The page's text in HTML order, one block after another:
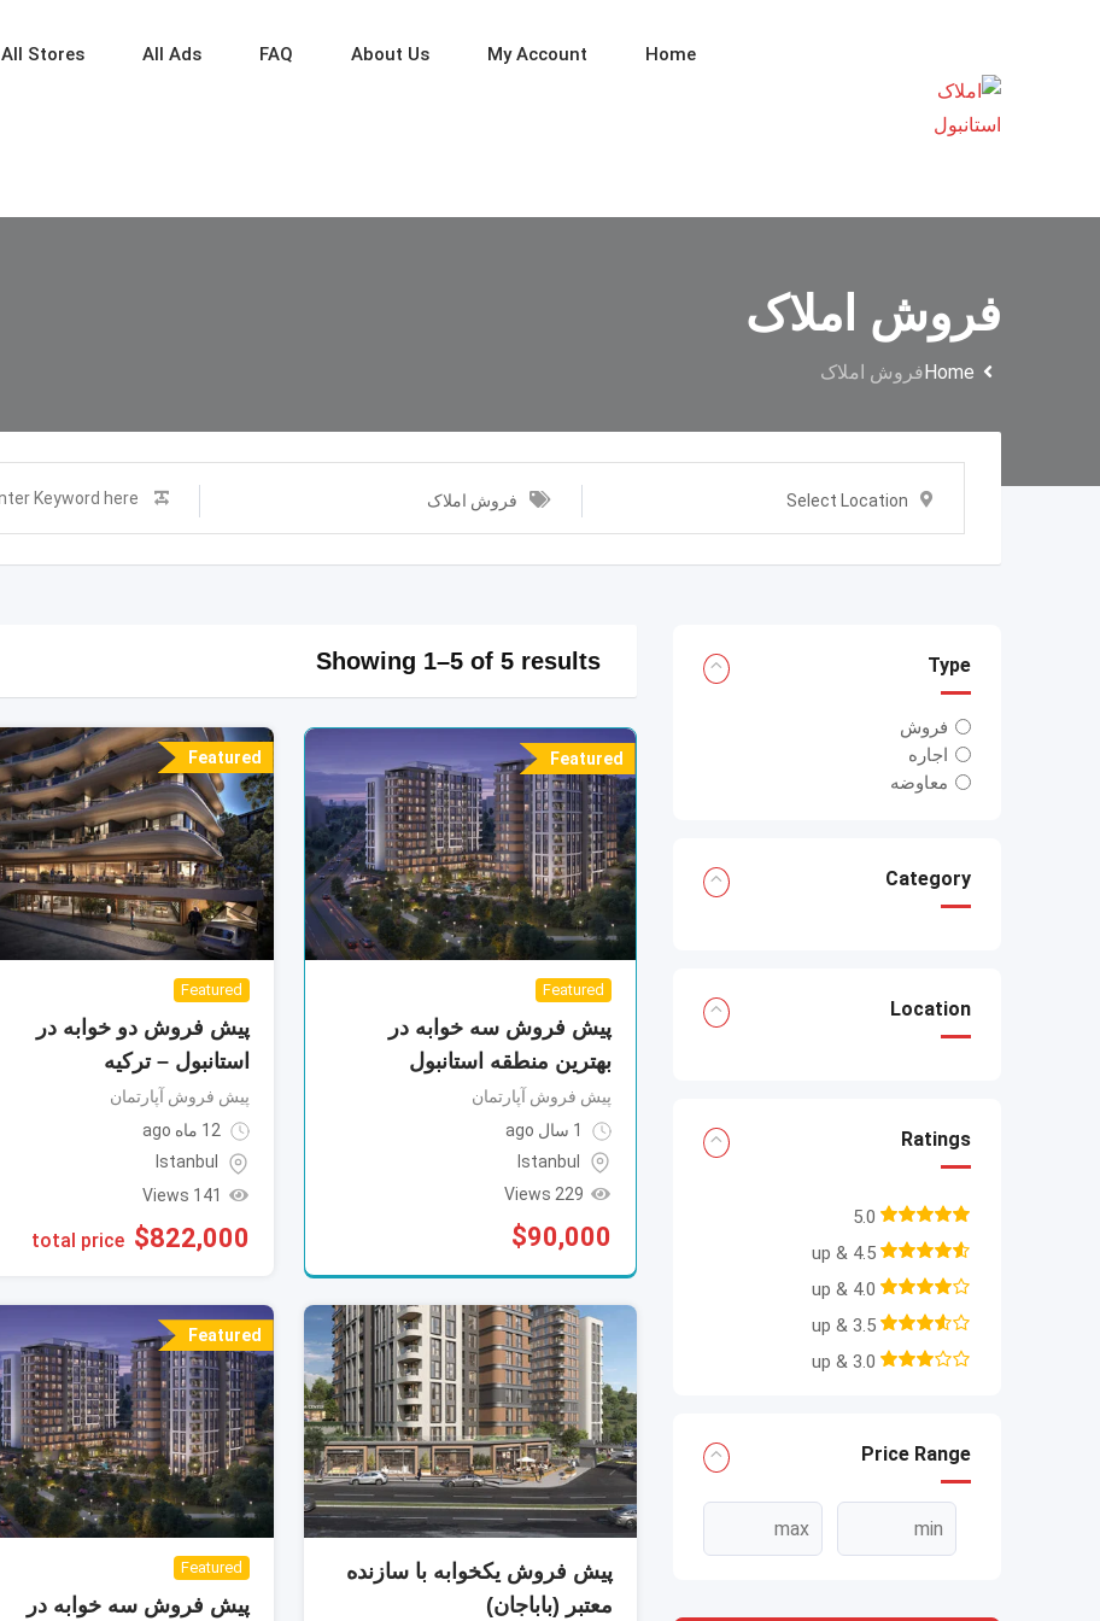
Home
My Account
About Us
FAQ
All Ads
All Stores
فروش املاک
Homeفروش املاک
Select Location فروش املاک
Type
فروش
اجاره
معاوضه
Category
Location
Ratings
5.0
4.5 & up
4.0 & up
3.5 & up
3.0 & up
Price Range
Showing 1–5 of 5 results
Featured
Featured
پیش فروش سه خوابه در
بهترین منطقه استانبول
پیش فروش آپارتمان
Istanbul
229 Views
$90,000
Featured
Featured
پیش فروش دو خوابه در
استانبول – ترکیه
پیش فروش آپارتمان
Istanbul
141 Views
$822,000
total price
پیش فروش یکخوابه با سازنده
معتبر (باباجان)
Featured
Featured
پیش فروش سه خوابه در